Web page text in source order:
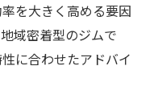
由を探る
目指す人にパーソ
を大きく高める要因
域密着型のジムで
に合わせたアドバイ